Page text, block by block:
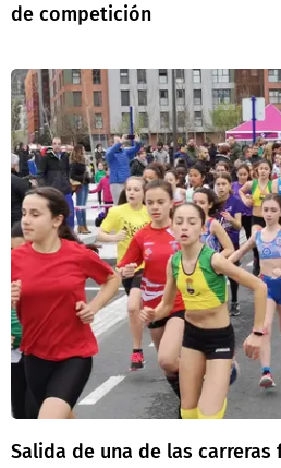
de competición
Salida de una de las carreras